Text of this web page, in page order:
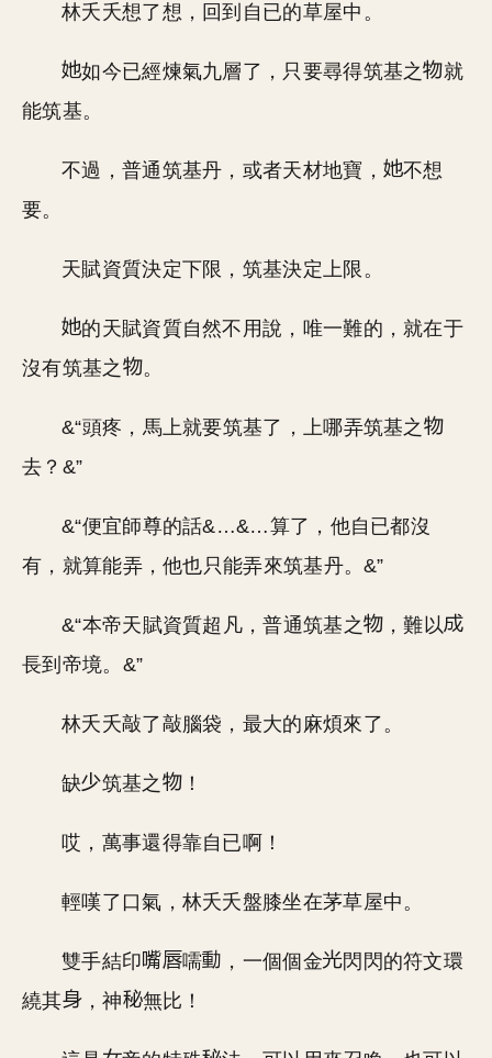
林夭夭想了想，回到自已的草屋中。
如今已經煉氣九層了，只要尋得筑基之
就
能筑基。
不過，普通筑基丹，或者天材地寶，
不想
要。
天賦資質決定下限，筑基決定上限。
的天賦資質自然不用說，唯一難的，就在于
沒有筑基之
。
&“頭疼，馬上就要筑基了，上哪弄筑基之
去？&”
&“便宜師尊的話&…&…算了，他自已都沒
有，就算能弄，他也只能弄來筑基丹。&”
&“本帝天賦資質超凡，普通筑基之
，難以
長到帝境。&”
林夭夭敲了敲腦袋，最大的麻煩來了。
缺 筑基之 ！
哎，萬事還得靠自已啊！
輕嘆了口氣，林夭夭盤膝坐在茅草屋中。
雙手結印 嚅 ，一個個金
閃閃的符文環
繞其
，神 無比！